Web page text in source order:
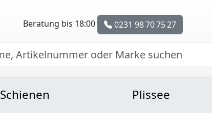
Beratung bis 18:00 0231 98 70 75 27
Schienen Plissee